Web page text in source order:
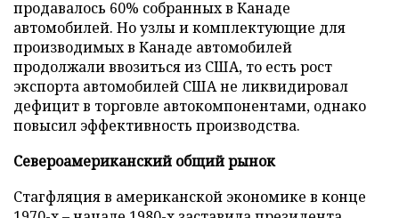
продавалось 60% собранных в Канаде
автомобилей. Но узлы и комплектующие для
производимых в Канаде автомобилей
продолжали ввозиться из США, то есть рост
экспорта автомобилей США не ликвидировал
дефицит в торговле автокомпонентами, однако
повысил эффективность производства.
Североамериканский общий рынок
Стагфляция в американской экономике в конце